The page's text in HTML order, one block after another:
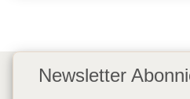
Newsletter